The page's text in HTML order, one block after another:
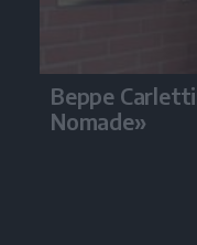
Beppe
Nomade»